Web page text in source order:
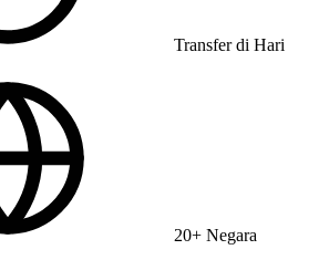
Transfer di Hari
20+ Negara